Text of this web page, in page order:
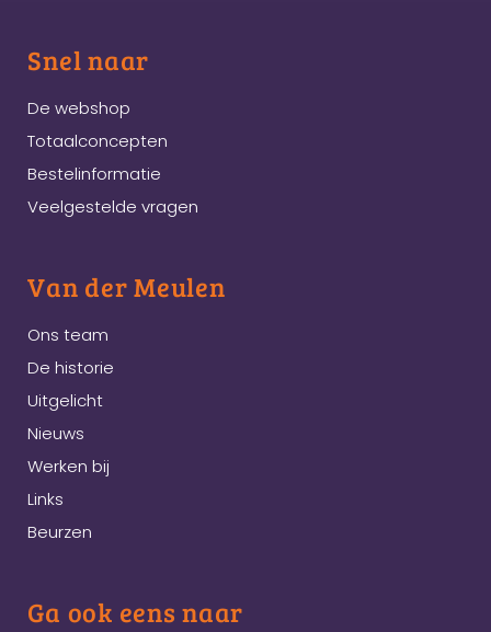
Snel naar
De webshop
Totaalconcepten
Bestelinformatie
Veelgestelde vragen
Van der Meulen
Ons team
De historie
Uitgelicht
Nieuws
Werken bij
Links
Beurzen
Ga ook eens naar